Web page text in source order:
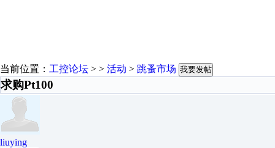
当前位置： 工控论坛 > > 活动 > 跳蚤市场 我要发帖
求购Pt100
liuying